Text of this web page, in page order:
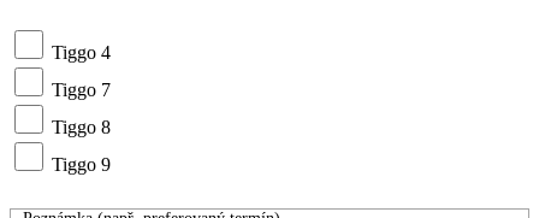
Tiggo 4
Tiggo 7
Tiggo 8
Tiggo 9